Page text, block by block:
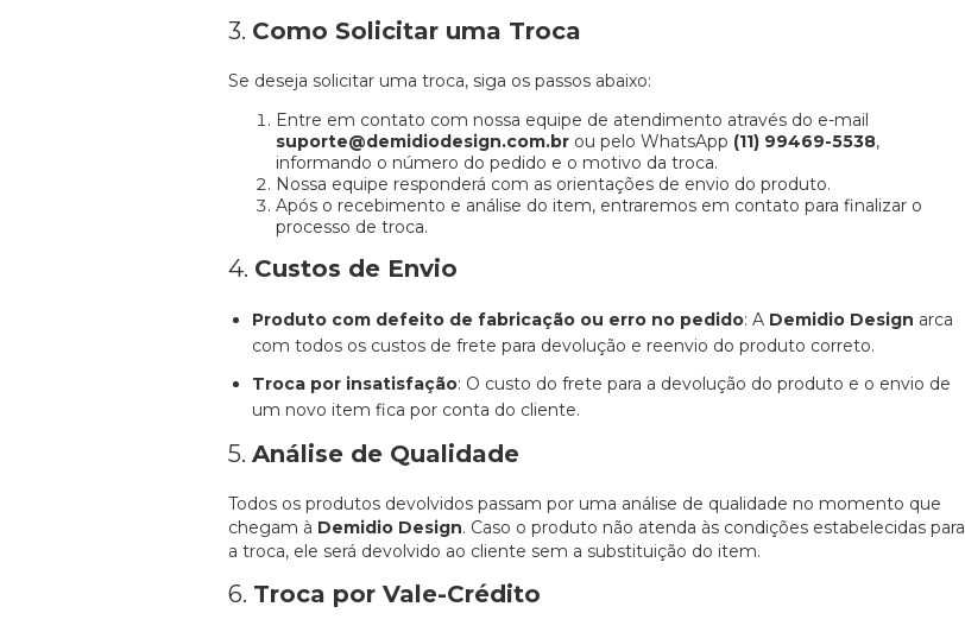
3. Como Solicitar uma Troca
Se deseja solicitar uma troca, siga os passos abaixo:
Entre em contato com nossa equipe de atendimento através do e-mail
suporte@demidiodesign.com.br ou pelo WhatsApp (11) 99469-5538,
informando o número do pedido e o motivo da troca.
Nossa equipe responderá com as orientações de envio do produto.
Após o recebimento e análise do item, entraremos em contato para finalizar o
processo de troca.
4. Custos de Envio
Produto com defeito de fabricação ou erro no pedido: A Demidio Design arca
com todos os custos de frete para devolução e reenvio do produto correto.
Troca por insatisfação: O custo do frete para a devolução do produto e o envio de
um novo item fica por conta do cliente.
5. Análise de Qualidade
Todos os produtos devolvidos passam por uma análise de qualidade no momento que
chegam à Demidio Design. Caso o produto não atenda às condições estabelecidas para
a troca, ele será devolvido ao cliente sem a substituição do item.
6. Troca por Vale-Crédito